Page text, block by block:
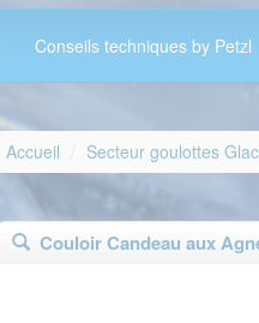
Conseils techniques by Petzl
Accueil Secteur goulottes
Couloir Candeau aux